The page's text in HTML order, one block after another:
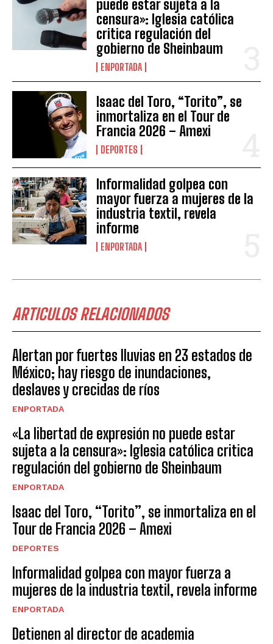
puede estar sujeta a la
censura»: Iglesia católica
critica regulación del
gobierno de Sheinbaum
ENPORTADA
Isaac del Toro, “Torito”, se
inmortaliza en el Tour de
Francia 2026 – Amexi
DEPORTES
Informalidad golpea con
mayor fuerza a mujeres de la
industria textil, revela
informe
ENPORTADA
ARTICULOS RELACIONADOS
Alertan por fuertes lluvias en 23 estados de
México; hay riesgo de inundaciones,
deslaves y crecidas de ríos
ENPORTADA
«La libertad de expresión no puede estar
sujeta a la censura»: Iglesia católica critica
regulación del gobierno de Sheinbaum
ENPORTADA
Isaac del Toro, “Torito”, se inmortaliza en el
Tour de Francia 2026 – Amexi
DEPORTES
Informalidad golpea con mayor fuerza a
mujeres de la industria textil, revela informe
ENPORTADA
Detienen al director de academia